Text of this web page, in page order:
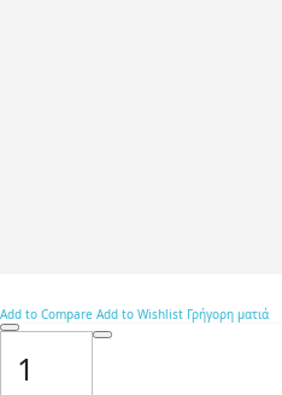
Add to Compare Add to Wishlist Γρήγορη ματιά